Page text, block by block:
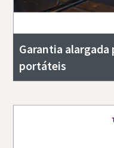
Garantia
portáteis